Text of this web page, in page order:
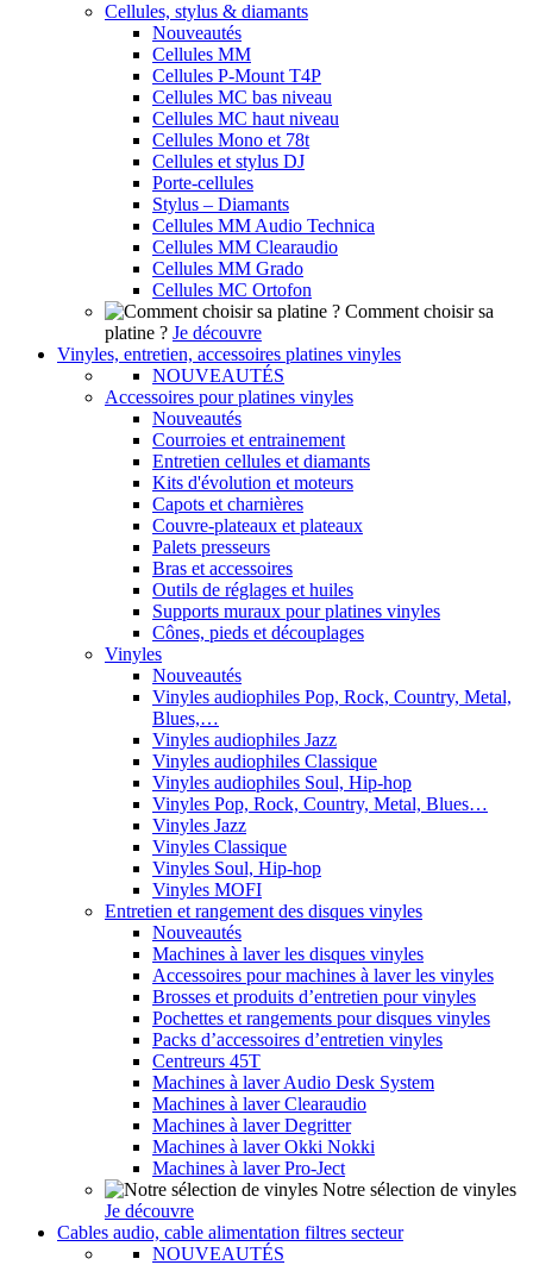
Cellules, stylus & diamants
Nouveautés
Cellules MM
Cellules P-Mount T4P
Cellules MC bas niveau
Cellules MC haut niveau
Cellules Mono et 78t
Cellules et stylus DJ
Porte-cellules
Stylus – Diamants
Cellules MM Audio Technica
Cellules MM Clearaudio
Cellules MM Grado
Cellules MC Ortofon
Comment choisir sa
platine ? Je découvre
Vinyles, entretien, accessoires platines vinyles
NOUVEAUTÉS
Accessoires pour platines vinyles
Nouveautés
Courroies et entrainement
Entretien cellules et diamants
Kits d'évolution et moteurs
Capots et charnières
Couvre-plateaux et plateaux
Palets presseurs
Bras et accessoires
Outils de réglages et huiles
Supports muraux pour platines vinyles
Cônes, pieds et découplages
Vinyles
Nouveautés
Vinyles audiophiles Pop, Rock, Country, Metal,
Blues,…
Vinyles audiophiles Jazz
Vinyles audiophiles Classique
Vinyles audiophiles Soul, Hip-hop
Vinyles Pop, Rock, Country, Metal, Blues…
Vinyles Jazz
Vinyles Classique
Vinyles Soul, Hip-hop
Vinyles MOFI
Entretien et rangement des disques vinyles
Nouveautés
Machines à laver les disques vinyles
Accessoires pour machines à laver les vinyles
Brosses et produits d’entretien pour vinyles
Pochettes et rangements pour disques vinyles
Packs d’accessoires d’entretien vinyles
Centreurs 45T
Machines à laver Audio Desk System
Machines à laver Clearaudio
Machines à laver Degritter
Machines à laver Okki Nokki
Machines à laver Pro-Ject
Notre sélection de vinyles
Je découvre
Cables audio, cable alimentation filtres secteur
NOUVEAUTÉS